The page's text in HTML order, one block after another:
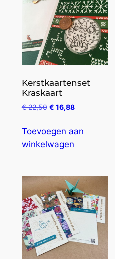
Kerstkaartenset
Kraskaart
€22,50 € 16,88
Toevoegen aan
winkelwagen